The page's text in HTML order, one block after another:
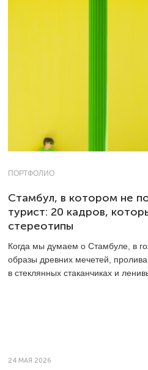
ПОРТФОЛИО
Стамбул, в котором не
турист: 20 кадров,
стереотипы
Когда мы думаем о Стамбуле, в
образы древних мечетей,
в стеклянных стаканчиках и
24 МАЯ 2026